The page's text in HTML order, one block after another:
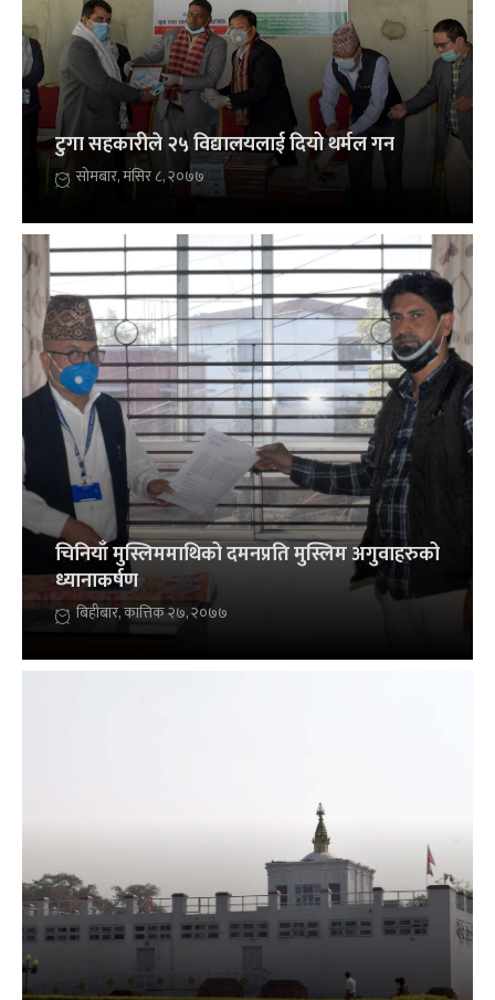
टुगा सहकारीले २५ विद्यालयलाई दियो थर्मल गन
सोमबार, मंसिर ८, २०७७
चिनियाँ मुस्लिममाथिको दमनप्रति मुस्लिम अगुवाहरुको
ध्यानाकर्षण
बिहीबार, कात्तिक २७, २०७७